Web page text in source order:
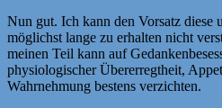
Nun gut. Ich kann den Vorsatz diese
möglichst lange zu erhalten nicht
meinen Teil kann auf
physiologischer Übererregtheit,
Wahrnehmung bestens verzichten.